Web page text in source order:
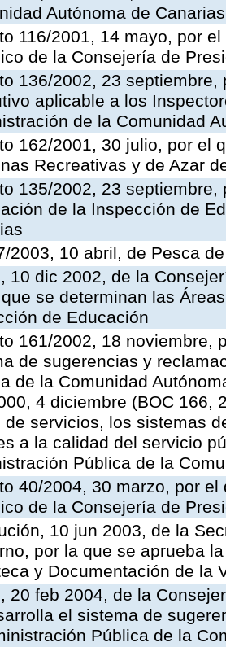
Autónoma de Canarias
116/2001, 14 mayo, por
de la Consejería de
136/2002, 23
aplicable a los
de la Comunidad
162/2001, 30 julio, por el
Recreativas y de Azar
135/2002, 23
de la Inspección de
2003, 10 abril, de Pesca
10 dic 2002, de la
se determinan las
de Educación
161/2002, 18 noviembre,
de sugerencias y
de la Comunidad
4 diciembre (BOC 166,
de servicios, los sistemas
a la calidad del servicio
Pública de la
40/2004, 30 marzo, por
de la Consejería de
10 jun 2003, de la
por la que se aprueba
y Documentación de la
20 feb 2004, de la
el sistema de
Pública de la